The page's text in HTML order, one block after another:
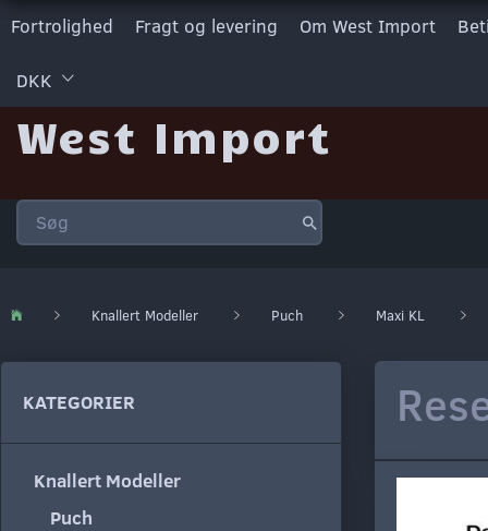
Fortrolighed Fragt og levering Om West Import
DKK
West Import
Knallert Modeller Puch Maxi KL
KATEGORIER
Knallert Modeller
Puch